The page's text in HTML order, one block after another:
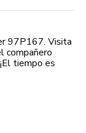
97P167. Visita
compañero
tiempo es